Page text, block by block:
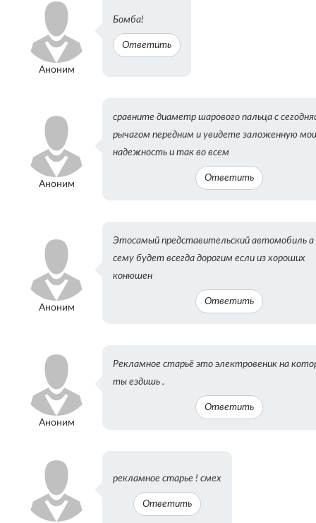
Аноним
Бомба!
Ответить
Аноним
сравните диаметр шарового пальца с
рычагом передним и увидете заложенную
надежность и так во всем
Ответить
Аноним
Этосамый представительский автомобиль а
сему будет всегда дорогим если из хороших
конюшен
Ответить
Аноним
Рекламное старьё это электровеник на
ты ездишь .
Ответить
рекламное старье ! смех
Ответить